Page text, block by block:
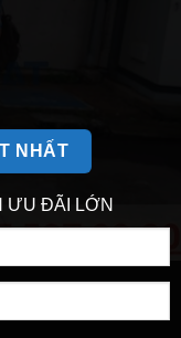
NHẤT
ƯU ĐÃI LỚN